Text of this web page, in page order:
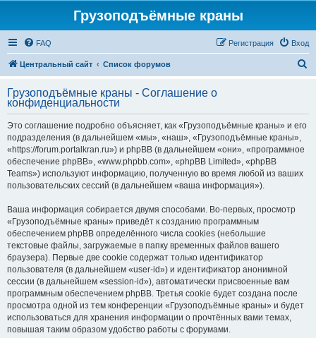
Грузоподъёмные краны
FAQ Вход
Регистрация
Центральный сайт Список форумов
с
Грузоподъёмные краны - Соглашение о
конфиденциальности
Это соглашение подробно объясняет, как «Грузоподъёмные краны» и его
подразделения (в дальнейшем «мы», «наш», «Грузоподъёмные краны»,
«https://forum.portalkran.ru») и phpBB (в дальнейшем «они», «программное
обеспечение phpBB», «www.phpbb.com», «phpBB Limited», «phpBB
Teams») используют информацию, полученную во время любой из ваших
пользовательских сессий (в дальнейшем «ваша информация»).
Ваша информация собирается двумя способами. Во-первых, просмотр
«Грузоподъёмные краны» приведёт к созданию программным
обеспечением phpBB определённого числа cookies (небольшие
текстовые файлы, загружаемые в папку временных файлов вашего
браузера). Первые две cookie содержат только идентификатор
пользователя (в дальнейшем «user-id») и идентификатор анонимной
сессии (в дальнейшем «session-id»), автоматически присвоенные вам
программным обеспечением phpBB. Третья cookie будет создана после
просмотра одной из тем конференции «Грузоподъёмные краны» и будет
использоваться для хранения информации о прочтённых вами темах,
повышая таким образом удобство работы с форумами.